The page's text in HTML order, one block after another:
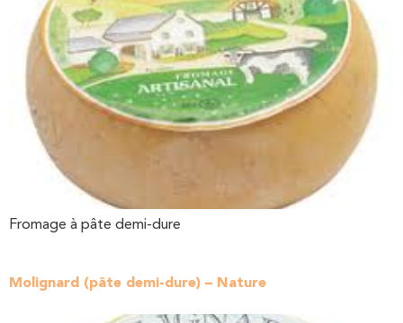
Fromage à pâte demi-dure
Molignard (pâte demi-dure) – Nature